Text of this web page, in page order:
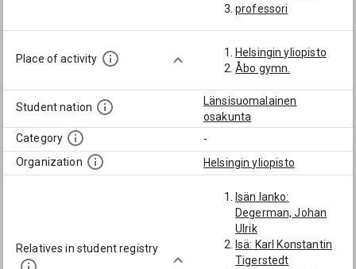
professori
Place of activity
Helsingin yliopisto
Åbo gymn.
Student nation
Länsisuomalainen
osakunta
Category
-
Organization
Helsingin yliopisto
Relatives in student registry
Isän lanko:
Degerman, Johan
Ulrik
Isä: Karl Konstantin
Tigerstedt